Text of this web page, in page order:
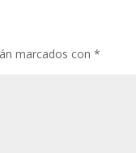
marcados con *